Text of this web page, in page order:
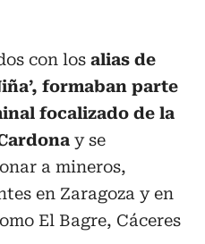
con los alias de
formaban parte
focalizado de la
y se
a mineros,
en Zaragoza y en
El Bagre, Cáceres